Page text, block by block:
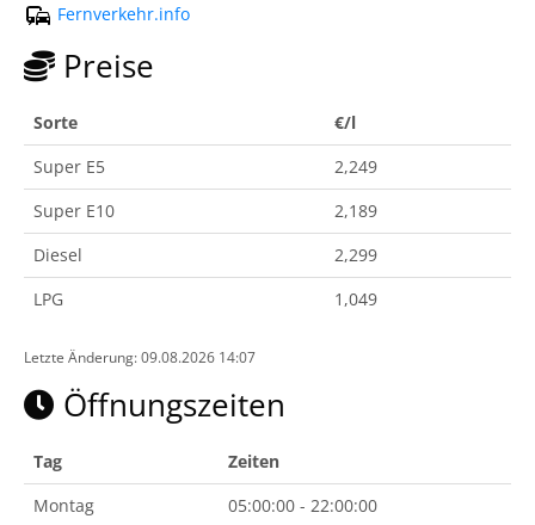
Fernverkehr.info
Preise
Sorte
€/l
Super E5
2,249
Super E10
2,189
Diesel
2,299
LPG
1,049
Letzte Änderung: 09.08.2026 14:07
Öffnungszeiten
Tag
Zeiten
Montag
05:00:00 - 22:00:00